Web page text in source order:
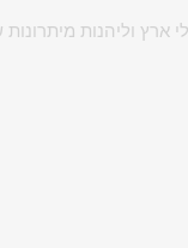
וליהנות